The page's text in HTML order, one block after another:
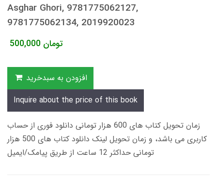
Asghar Ghori, 9781775062127,
9781775062134, 2019920023
500,000 تومان
افزودن به سبدخرید
Inquire about the price of this book
زمان تحویل کتاب های 600 هزار تومانی دانلود فوری از حساب
کاربری می باشد، و زمان تحویل لینک دانلود کتاب های 500 هزار
تومانی حداکثر 12 ساعت از طریق پیامک/ایمیل